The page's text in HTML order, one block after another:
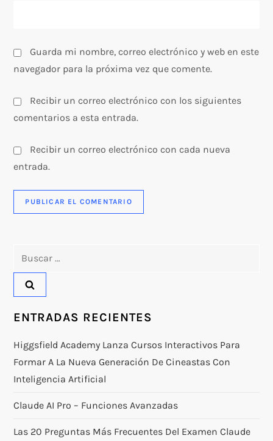
s
Guarda mi nombre, correo electrónico y web en este
navegador para la próxima vez que comente.
Recibir un correo electrónico con los siguientes
comentarios a esta entrada.
Recibir un correo electrónico con cada nueva
entrada.
ENTRADAS RECIENTES
Higgsfield Academy Lanza Cursos Interactivos Para
Formar A La Nueva Generación De Cineastas Con
Inteligencia Artificial
Claude AI Pro – Funciones Avanzadas
Las 20 Preguntas Más Frecuentes Del Examen Claude